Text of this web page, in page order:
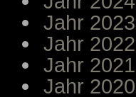
Jahr 2023
Jahr 2022
Jahr 2021
Jahr 2020